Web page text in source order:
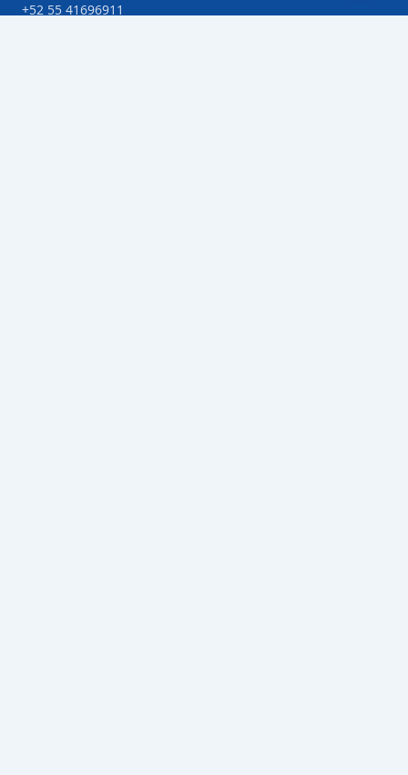
+52 55 41696911